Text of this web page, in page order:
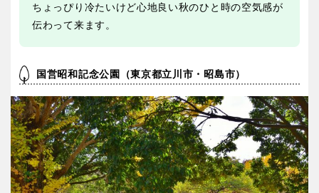
ちょっぴり冷たいけど心地良い秋のひと時の空気感が
伝わって来ます。
国営昭和記念公園（東京都立川市・昭島市）